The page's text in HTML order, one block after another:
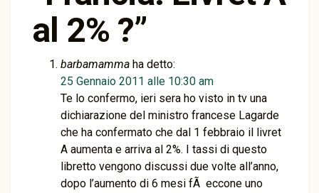
al 2% ?”
barbamamma ha detto:
25 Gennaio 2011 alle 10:30 am
Te lo confermo, ieri sera ho visto in tv una
dichiarazione del ministro francese Lagarde
che ha confermato che dal 1 febbraio il livret
A aumenta e arriva al 2%. I tassi di questo
libretto vengono discussi due volte all’anno,
dopo l’aumento di 6 mesi fÃ eccone uno